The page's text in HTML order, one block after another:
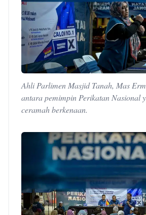
Ahli Parlimen Masjid Tanah, Mas
antara pemimpin Perikatan Nasional
ceramah berkenaan.